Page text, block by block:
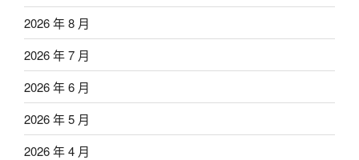
2026 年 8 月
2026 年 7 月
2026 年 6 月
2026 年 5 月
2026 年 4 月